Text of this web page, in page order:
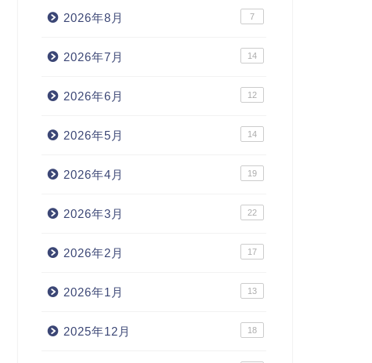
2026年8月 7
2026年7月 14
2026年6月 12
2026年5月 14
2026年4月 19
2026年3月 22
2026年2月 17
2026年1月 13
2025年12月 18